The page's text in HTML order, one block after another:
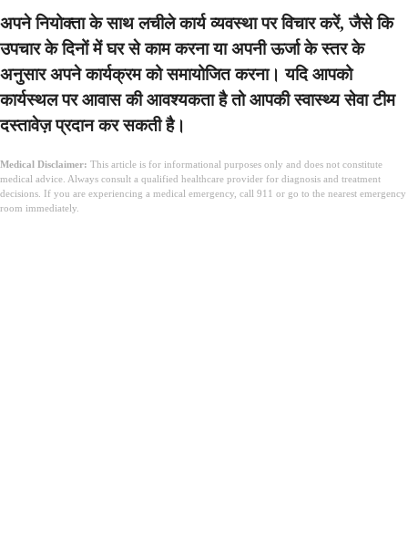
अपने नियोक्ता के साथ लचीले कार्य व्यवस्था पर विचार करें, जैसे कि
उपचार के दिनों में घर से काम करना या अपनी ऊर्जा के स्तर के
अनुसार अपने कार्यक्रम को समायोजित करना। यदि आपको
कार्यस्थल पर आवास की आवश्यकता है तो आपकी स्वास्थ्य सेवा टीम
दस्तावेज़ प्रदान कर सकती है।
Medical Disclaimer: This article is for informational purposes only and does not constitute
medical advice. Always consult a qualified healthcare provider for diagnosis and treatment
decisions. If you are experiencing a medical emergency, call 911 or go to the nearest emergency
room immediately.